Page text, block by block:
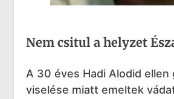
Nem csitul a helyzet
A 30 éves Hadi Alodid
viselése miatt emeltek